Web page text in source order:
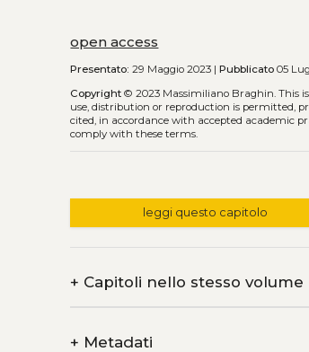
open access
Presentato: 29 Maggio 2023 |Pubblicato 05
Copyright © 2023 Massimiliano Braghin.This
use, distribution or reproduction is permitted,
cited, in accordance with accepted academic
comply with these terms.
leggi questo capitolo
+ Capitoli nello stesso volume
+ Metadati